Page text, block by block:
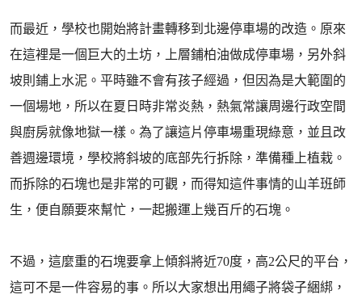
而最近，學校也開始將計畫轉移到北邊停車場的改造。原來
在這裡是一個巨大的土坊，上層鋪柏油做成停車場，另外斜
坡則鋪上水泥。平時雖不會有孩子經過，但因為是大範圍的
一個場地，所以在夏日時非常炎熱，熱氣常讓周邊行政空間
與廚房就像地獄一樣。為了讓這片停車場重現綠意，並且改
善週邊環境，學校將斜坡的底部先行拆除，準備種上植栽。
而拆除的石塊也是非常的可觀，而得知這件事情的山羊班師
生，便自願要來幫忙，一起搬運上幾百斤的石塊。
不過，這麼重的石塊要拿上傾斜將近70度，高2公尺的平台，
這可不是一件容易的事。所以大家想出用繩子將袋子綑綁，